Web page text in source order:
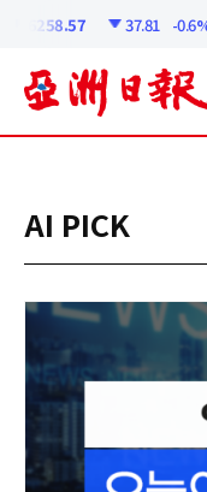
6258.57 37.81 -0.6%
AI PICK